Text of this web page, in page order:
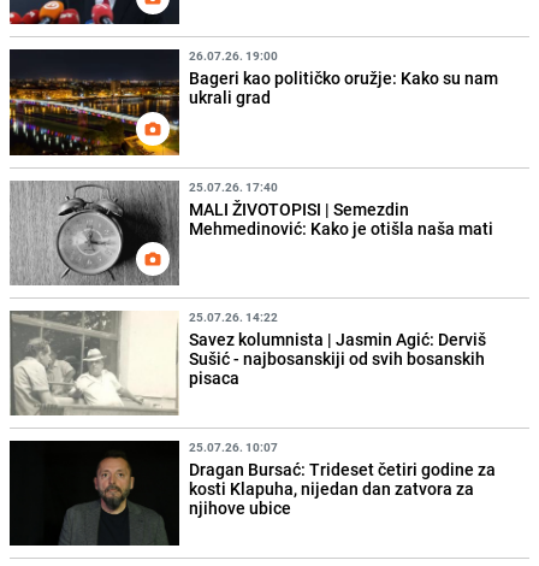
26.07.26. 19:00
Bageri kao političko oružje: Kako su nam
ukrali grad
25.07.26. 17:40
MALI ŽIVOTOPISI | Semezdin
Mehmedinović: Kako je otišla naša mati
25.07.26. 14:22
Savez kolumnista | Jasmin Agić: Derviš
Sušić - najbosanskiji od svih bosanskih
pisaca
25.07.26. 10:07
Dragan Bursać: Trideset četiri godine za
kosti Klapuha, nijedan dan zatvora za
njihove ubice